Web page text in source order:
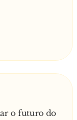
o futuro do